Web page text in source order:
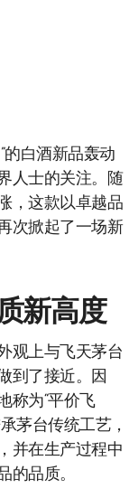
的白酒新品轰动
人士的关注。随
，这款以卓越品
次掀起了一场新
新高度
观上与飞天茅台
到了接近。因
称为“平价飞
茅台传统工艺，
并在生产过程中
的品质。